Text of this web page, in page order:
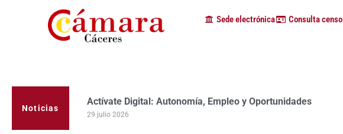
Sede electrónica Consulta censo
Noticias
Actívate Digital: Autonomía, Empleo y Oportunidades
29 julio 2026